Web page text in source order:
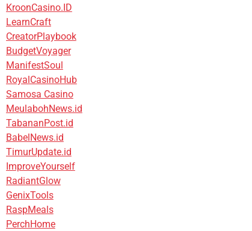
KroonCasino.ID
LearnCraft
CreatorPlaybook
BudgetVoyager
ManifestSoul
RoyalCasinoHub
Samosa Casino
MeulabohNews.id
TabananPost.id
BabelNews.id
TimurUpdate.id
ImproveYourself
RadiantGlow
GenixTools
RaspMeals
PerchHome